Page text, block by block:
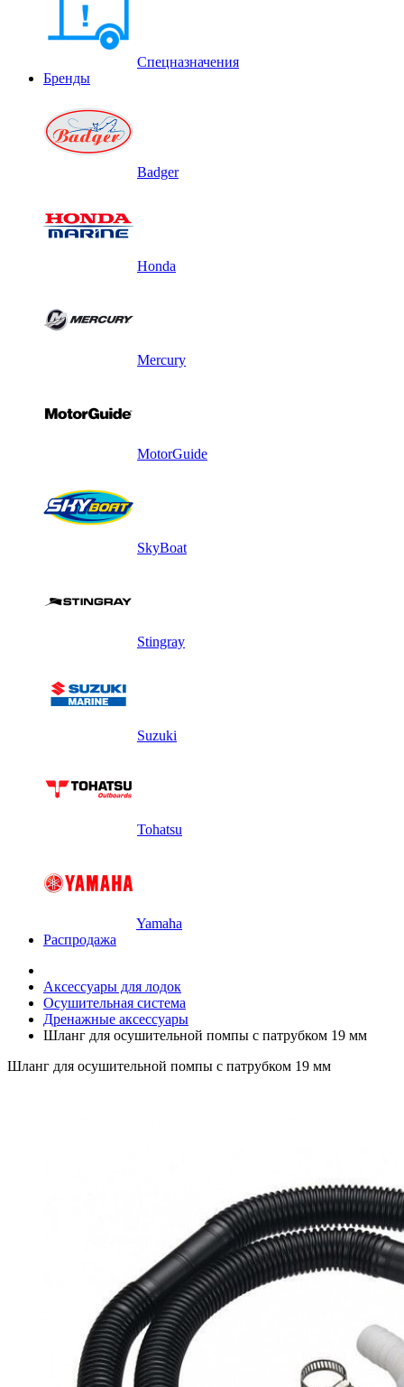
Спецназначения
Бренды
Badger
Honda
Mercury
MotorGuide
SkyBoat
Stingray
Suzuki
Tohatsu
Yamaha
Распродажа
Аксессуары для лодок
Осушительная система
Дренажные аксессуары
Шланг для осушительной помпы с патрубком 19 мм
Шланг для осушительной помпы с патрубком 19 мм